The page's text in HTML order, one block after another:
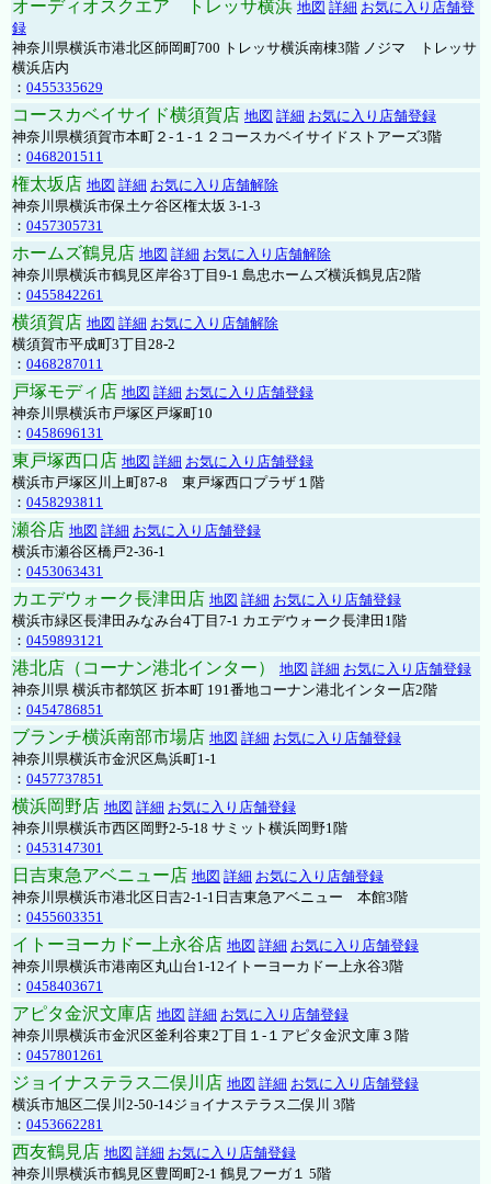
オーディオスクエア トレッサ横浜 地図 詳細 お気に入り店舗登
録
神奈川県横浜市港北区師岡町700 トレッサ横浜南棟3階 ノジマ トレッサ
横浜店内
： 0455335629
コースカベイサイド横須賀店 地図 詳細 お気に入り店舗登録
神奈川県横須賀市本町２-１-１２コースカベイサイドストアーズ3階
： 0468201511
権太坂店 地図 詳細 お気に入り店舗解除
神奈川県横浜市保土ケ谷区権太坂 3-1-3
： 0457305731
ホームズ鶴見店 地図 詳細 お気に入り店舗解除
神奈川県横浜市鶴見区岸谷3丁目9-1 島忠ホームズ横浜鶴見店2階
： 0455842261
横須賀店 地図 詳細 お気に入り店舗解除
横須賀市平成町3丁目28-2
： 0468287011
戸塚モディ店 地図 詳細 お気に入り店舗登録
神奈川県横浜市戸塚区戸塚町10
： 0458696131
東戸塚西口店 地図 詳細 お気に入り店舗登録
横浜市戸塚区川上町87-8 東戸塚西口プラザ１階
： 0458293811
瀬谷店 地図 詳細 お気に入り店舗登録
横浜市瀬谷区橋戸2-36-1
： 0453063431
カエデウォーク長津田店 地図 詳細 お気に入り店舗登録
横浜市緑区長津田みなみ台4丁目7-1 カエデウォーク長津田1階
： 0459893121
港北店（コーナン港北インター） 地図 詳細 お気に入り店舗登録
神奈川県 横浜市都筑区 折本町 191番地コーナン港北インター店2階
： 0454786851
ブランチ横浜南部市場店 地図 詳細 お気に入り店舗登録
神奈川県横浜市金沢区鳥浜町1-1
： 0457737851
横浜岡野店 地図 詳細 お気に入り店舗登録
神奈川県横浜市西区岡野2-5-18 サミット横浜岡野1階
： 0453147301
日吉東急アベニュー店 地図 詳細 お気に入り店舗登録
神奈川県横浜市港北区日吉2-1-1日吉東急アベニュー 本館3階
： 0455603351
イトーヨーカドー上永谷店 地図 詳細 お気に入り店舗登録
神奈川県横浜市港南区丸山台1-12イトーヨーカドー上永谷3階
： 0458403671
アピタ金沢文庫店 地図 詳細 お気に入り店舗登録
神奈川県横浜市金沢区釜利谷東2丁目１-１アピタ金沢文庫３階
： 0457801261
ジョイナステラス二俣川店 地図 詳細 お気に入り店舗登録
横浜市旭区二俣川2-50-14ジョイナステラス二俣川 3階
： 0453662281
西友鶴見店 地図 詳細 お気に入り店舗登録
神奈川県横浜市鶴見区豊岡町2-1 鶴見フーガ１ 5階